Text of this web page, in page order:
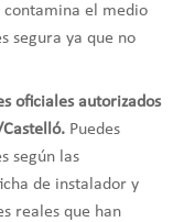
contamina el medio
segura ya que no
oficiales autorizados
Puedes
según las
de instalador y
reales que han